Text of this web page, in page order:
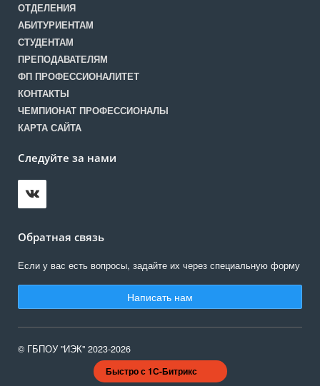
ОТДЕЛЕНИЯ
АБИТУРИЕНТАМ
СТУДЕНТАМ
ПРЕПОДАВАТЕЛЯМ
ФП ПРОФЕССИОНАЛИТЕТ
КОНТАКТЫ
ЧЕМПИОНАТ ПРОФЕССИОНАЛЫ
КАРТА САЙТА
Следуйте за нами
Обратная связь
Если у вас есть вопросы, задайте их через специальную форму
Написать нам
© ГБПОУ "ИЭК" 2023-2026
Быстро с 1С-Битрикс